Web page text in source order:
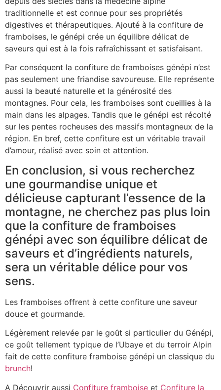
traditionnelle et est connue pour ses propriétés
digestives et thérapeutiques. Ajouté à la confiture de
framboises, le génépi crée un équilibre délicat de
saveurs qui est à la fois rafraîchissant et satisfaisant.
Par conséquent la confiture de framboises génépi n’est
pas seulement une friandise savoureuse. Elle représente
aussi la beauté naturelle et la générosité des
montagnes. Pour cela, les framboises sont cueillies à la
main dans les alpages. Tandis que le génépi est récolté
sur les pentes rocheuses des massifs montagneux de la
région. En bref, cette confiture est un véritable travail
d’amour, réalisé avec soin et attention.
En conclusion, si vous recherchez
une gourmandise unique et
délicieuse capturant l’essence de la
montagne, ne cherchez pas plus loin
que la confiture de framboises
génépi avec son équilibre délicat de
saveurs et d’ingrédients naturels,
sera un véritable délice pour vos
sens.
Les framboises offrent à cette confiture une saveur
douce et gourmande.
Légèrement relevée par le goût si particulier du Génépi,
ce goût tellement typique de l’Ubaye et du terroir Alpin
fait de cette confiture framboise génépi un classique du
brunch!
A Découvrir aussi Confiture framboise et Confiture la